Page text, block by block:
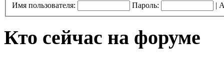
Имя пользователя: Пароль: |
Кто сейчас на форуме